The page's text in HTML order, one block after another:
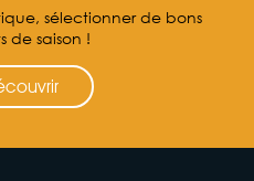
sélectionner de bons
de saison !